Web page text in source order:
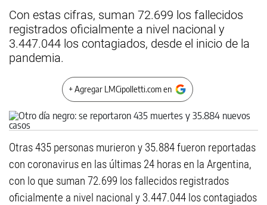
Con estas cifras, suman 72.699 los fallecidos
registrados oficialmente a nivel nacional y
3.447.044 los contagiados, desde el inicio de la
pandemia.
+ Agregar LMCipolletti.com en
Otras 435 personas murieron y 35.884 fueron reportadas
con coronavirus en las últimas 24 horas en la Argentina,
con lo que suman 72.699 los fallecidos registrados
oficialmente a nivel nacional y 3.447.044 los contagiados